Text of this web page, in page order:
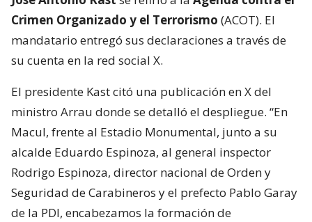
Crimen Organizado y el Terrorismo (ACOT). El
mandatario entregó sus declaraciones a través de
su cuenta en la red social X.
El presidente Kast citó una publicación en X del
ministro Arrau donde se detalló el despliegue. “En
Macul, frente al Estadio Monumental, junto a su
alcalde Eduardo Espinoza, al general inspector
Rodrigo Espinoza, director nacional de Orden y
Seguridad de Carabineros y el prefecto Pablo Garay
de la PDI, encabezamos la formación de